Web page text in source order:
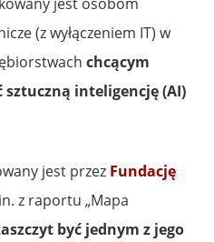
(z wyłączeniem IT) w
chcącym
inteligencję (AI)
jest przez Fundację
z raportu „Mapa
być jednym z jego